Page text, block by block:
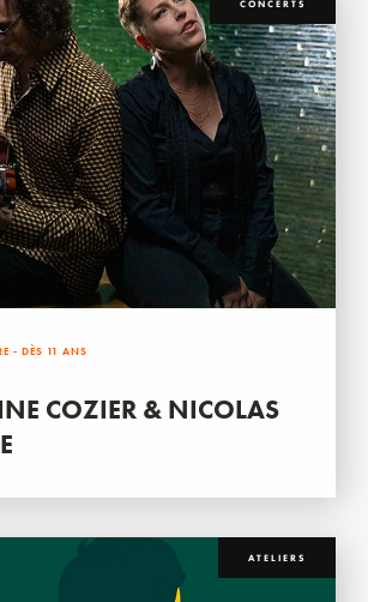
CONCERTS
- DÈS 11 ANS
COZIER & NICOLAS
ATELIERS